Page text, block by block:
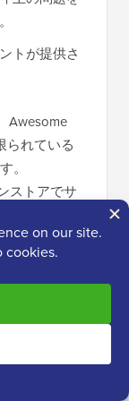
トが提供さ
Awesome
られている
。
ストアでサ
、無制限の
から始まり